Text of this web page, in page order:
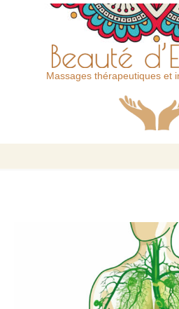
Massages thérapeutiques et